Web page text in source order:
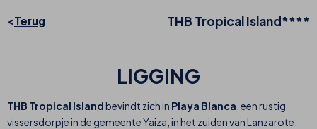
Terug THB Tropical Island****
LIGGING
THB Tropical Islandbevindt zich in Playa Blanca , een rustig
vissersdorpje in de gemeente Yaiza, in het zuiden van Lanzarote.